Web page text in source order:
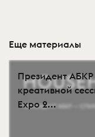
Еще материалы
Президент
креативной
Expo 2...